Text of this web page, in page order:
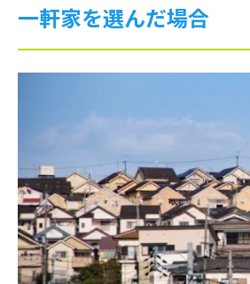
一軒家を選んだ場合